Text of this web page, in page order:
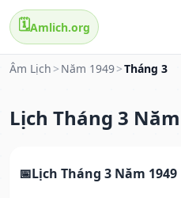
🗓️Amlich.org
Âm Lịch > Năm 1949>Tháng 3
Lịch Tháng 3
Lịch Tháng 3 Năm 1949